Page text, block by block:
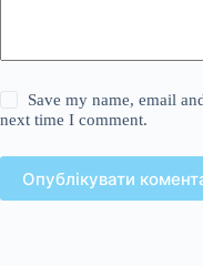
Save my name, email
next time I comment.
Опублікувати